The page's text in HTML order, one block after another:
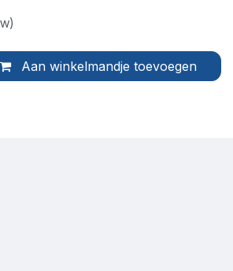
Aan winkelmandje toevoegen